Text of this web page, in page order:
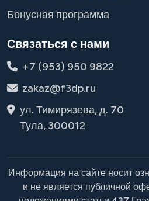
Бонусная программа
Связаться с нами
+7 (953) 950 9822
zakaz@f3dp.ru
ул. Тимирязева, д. 70
Тула, 300012
Информация на сайте носит
и не является публичной